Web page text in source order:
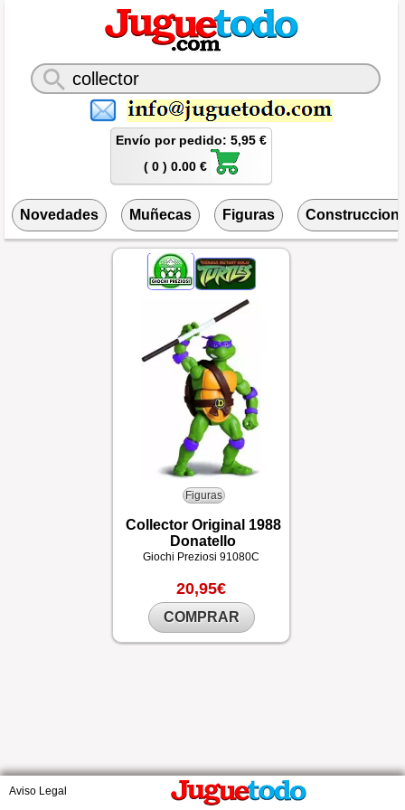
Envío por pedido: 5,95 €
( 0 ) 0.00 €
Novedades Muñecas Figuras
Figuras
Collector Original 1988
Donatello
Giochi Preziosi 91080C
20,95€
COMPRAR
Aviso Legal